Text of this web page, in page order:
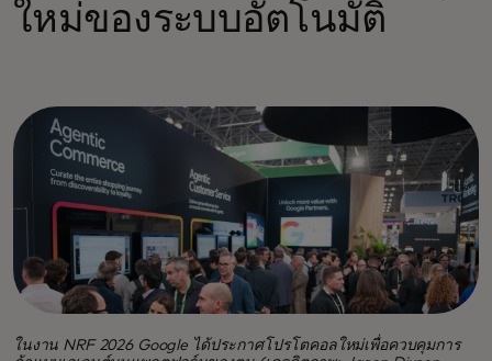
ใหม่ของระบบอัตโนมัติ
ในงาน NRF 2026 Google ได้ประกาศโปรโตคอลใหม่เพื่อควบคุมการ